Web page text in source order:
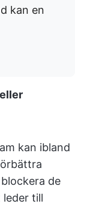
kan en
kan ibland
de
leder till